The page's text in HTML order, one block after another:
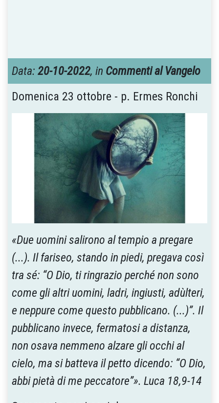
Data: 20-10-2022, in Commenti al Vangelo
Domenica 23 ottobre - p. Ermes Ronchi
«Due uomini salirono al tempio a pregare
(...). Il fariseo, stando in piedi, pregava così
tra sé: “O Dio, ti ringrazio perché non sono
come gli altri uomini, ladri, ingiusti, adùlteri,
e neppure come questo pubblicano. (...)”. Il
pubblicano invece, fermatosi a distanza,
non osava nemmeno alzare gli occhi al
cielo, ma si batteva il petto dicendo: “O Dio,
abbi pietà di me peccatore”». Luca 18,9-14